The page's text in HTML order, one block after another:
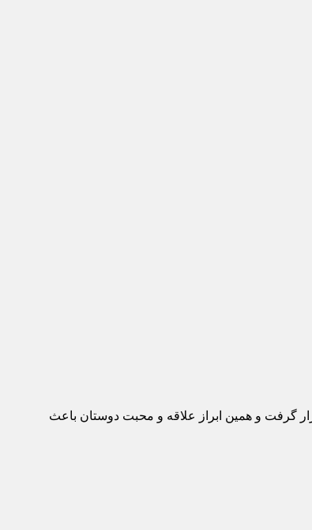
قرار گرفت و همین ابراز علاقه و محبت دوستان باعث